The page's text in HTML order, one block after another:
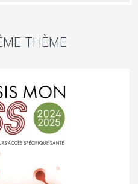
THÈME